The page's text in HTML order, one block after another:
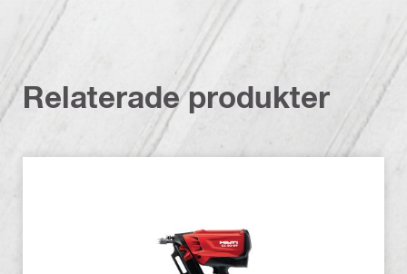
Relaterade produkter